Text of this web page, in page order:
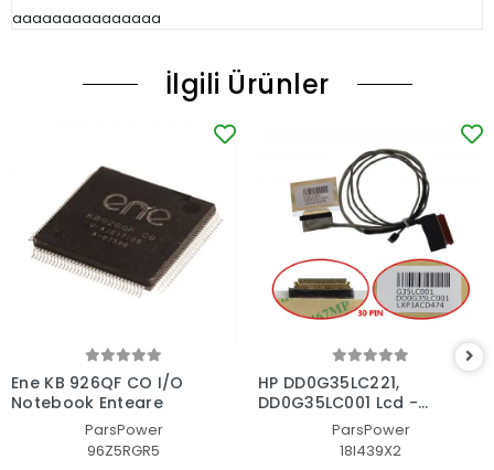
aaaaaaaaaaaaaaa
İlgili Ürünler
Ene KB 926QF CO I/O
Notebook Entegre
ParsPower
96Z5RGR5
HP DD0G35LC221,
DD0G35LC001 Lcd -
Ekran Data Flex
ParsPower
18I439X2